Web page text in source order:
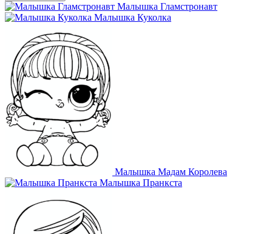
Малышка Гламстронавт
Малышка Куколка
Малышка Мадам Королева
Малышка Пранкста